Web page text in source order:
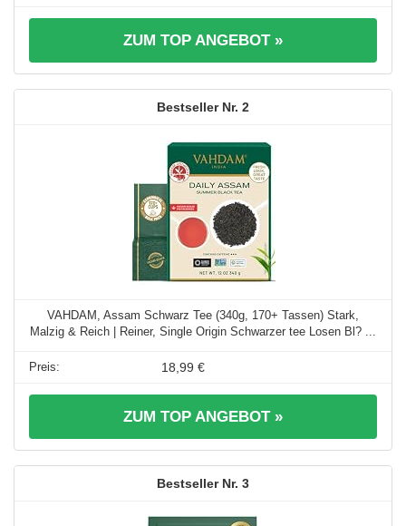
ZUM TOP ANGEBOT »
2
VAHDAM, Assam Schwarz Tee (340g, 170+ Tassen) Stark,
Malzig & Reich | Reiner, Single Origin Schwarzer tee Losen Bl? ...
18,99 €
ZUM TOP ANGEBOT »
3